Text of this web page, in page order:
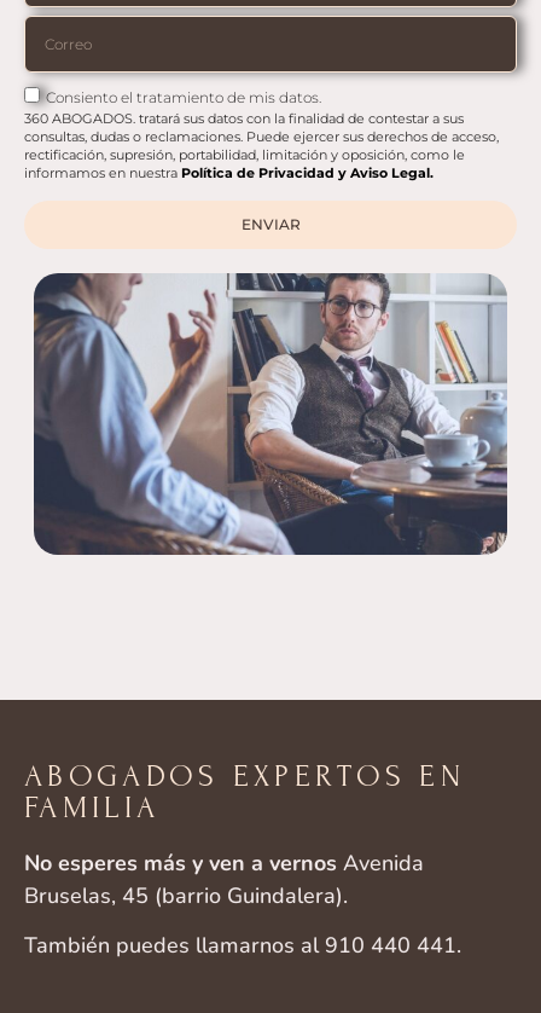
Consiento el tratamiento de mis datos.
360 ABOGADOS. tratará sus datos con la finalidad de contestar a sus
consultas, dudas o reclamaciones. Puede ejercer sus derechos de acceso,
rectificación, supresión, portabilidad, limitación y oposición, como le
informamos en nuestra Política de Privacidad y Aviso Legal.
ENVIAR
ABOGADOS EXPERTOS EN
FAMILIA
No esperes más y ven a vernos Avenida
Bruselas, 45 (barrio Guindalera).
También puedes llamarnos al 910 440 441.